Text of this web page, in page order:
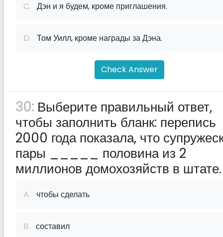
C. Дэн и я будем, кроме приглашения.
D. Том Уилл, кроме награды за Дэна.
Check Answer
30: Выберите правильный ответ,
чтобы заполнить бланк: перепись
2000 года показала, что
пары _____ половина из 2
миллионов домохозяйств в штате.
A. чтобы сделать
B. составил